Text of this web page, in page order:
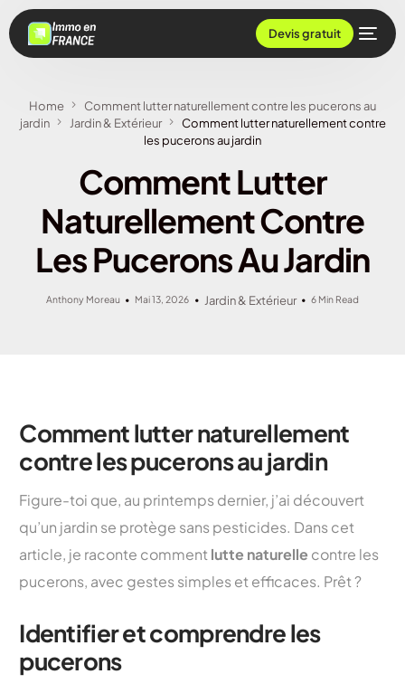
Devis gratuit
Home
Comment lutter naturellement contre les pucerons au
jardin
Jardin & Extérieur
Comment lutter naturellement contre
les pucerons au jardin
Comment Lutter
Naturellement Contre
Les Pucerons Au Jardin
Anthony Moreau Mai 13, 2026 Jardin & Extérieur 6 Min Read
Comment lutter naturellement
contre les pucerons au jardin
Figure-toi que, au printemps dernier, j’ai découvert
qu’un jardin se protège sans pesticides. Dans cet
article, je raconte comment lutte naturelle contre les
pucerons, avec gestes simples et efficaces. Prêt ?
Identifier et comprendre les
pucerons